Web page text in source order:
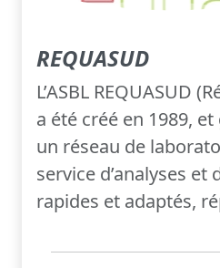
REQUASUD
L’ASBL REQUASUD
a été créé en 1989,
un réseau de
service d’analyses et
rapides et adaptés,